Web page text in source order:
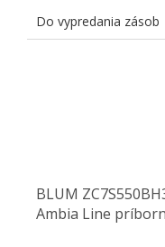
Do vypredania zásob
BLUM
Ambia Line